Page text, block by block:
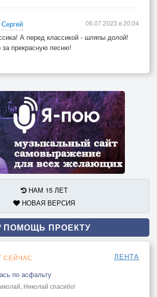
забытьи,
бойцы,
мои.
А перед классикой - шляпы долой!
за прекрасную песню!
06.07.2023 в 20:04
НАМ 15 ЛЕТ
НОВАЯ ВЕРСИЯ
ПОМОЩЬ ПРОЕКТУ
СЕЙЧАС ЛЕНТА
по асфальту
Николай спасибо!